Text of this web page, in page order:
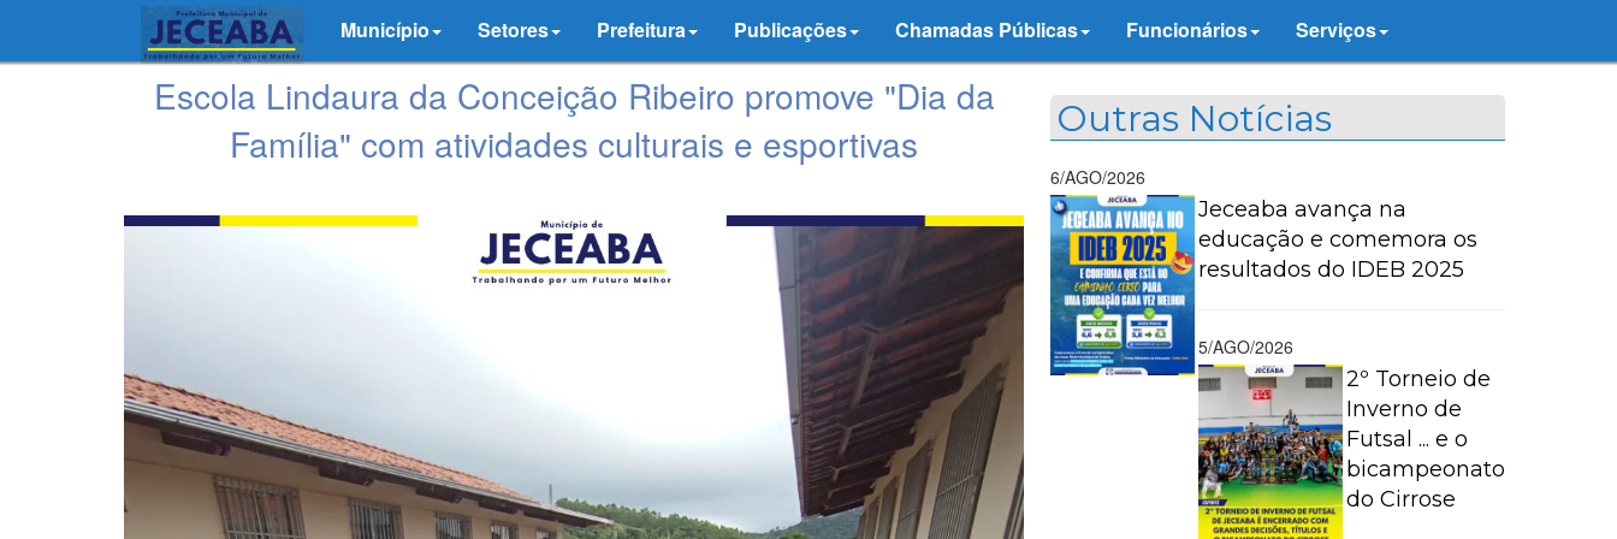
Município Setores Prefeitura Publicações Chamadas Públicas Funcionários Serviços
Escola Lindaura da Conceição Ribeiro promove "Dia da
Família" com atividades culturais e esportivas
Outras Notícias
6/AGO/2026
Jeceaba avança na
educação e comemora os
resultados do IDEB 2025
5/AGO/2026
2º Torneio de
Inverno de
Futsal ... e o
bicampeonato
do Cirrose